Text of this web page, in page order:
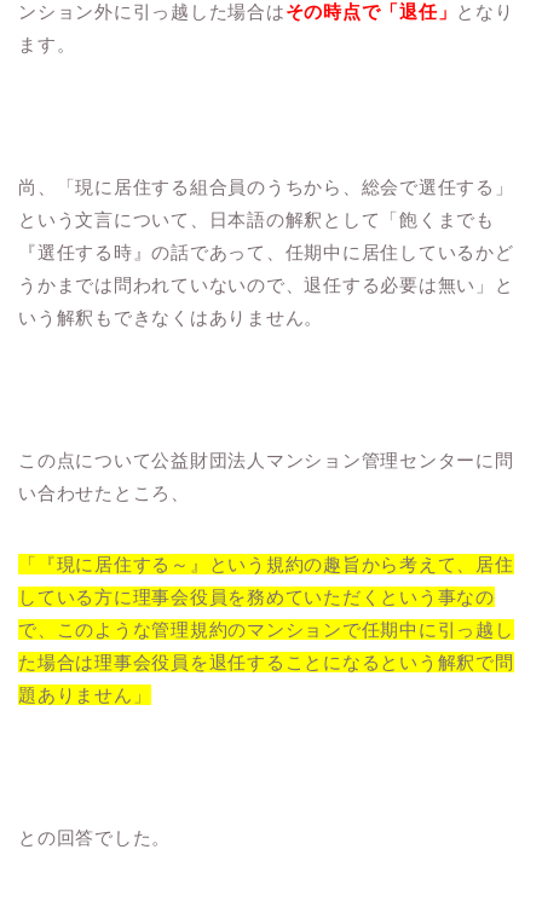
ンション外に引っ越した場合はその時点で「退任」 となり
ます。
尚、「現に居住する組合員のうちから、総会で選任する」
という文言について、日本語の解釈として「飽くまでも
『選任する時』の話であって、任期中に居住しているかど
うかまでは問われていないので、退任する必要は無い」と
いう解釈もできなくはありません。
この点について公益財団法人マンション管理センターに問
い合わせたところ、
「『現に居住する～』という規約の趣旨から考えて、居住
している方に理事会役員を務めていただくという事なの
で、このような管理規約のマンションで任期中に引っ越し
た場合は理事会役員を退任することになるという解釈で問
題ありません」
との回答でした。